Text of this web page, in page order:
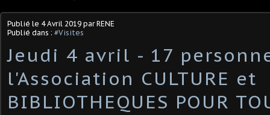
Publié le 4 Avril 2019 par RENE
Publié dans : #Visites
Jeudi 4 avril - 17
l'Association CULTURE et
BIBLIOTHEQUES POUR